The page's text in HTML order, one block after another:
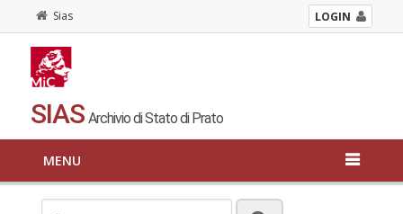
Sias LOGIN
SIAS Archivio di Stato di Prato
MENU